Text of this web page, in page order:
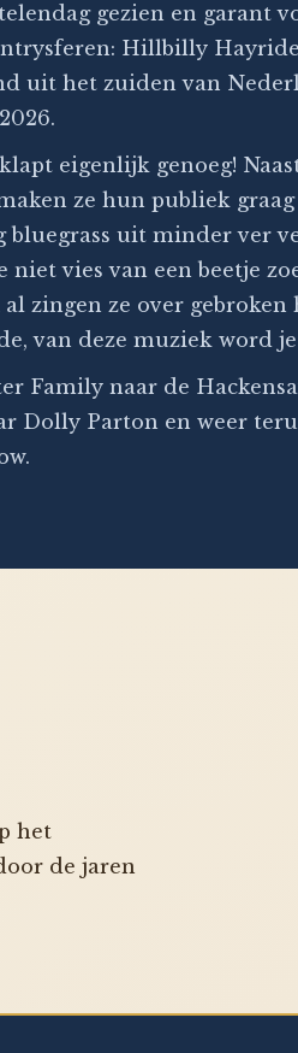
gezien en garant
Hillbilly
uit het zuiden van
eigenlijk genoeg!
ze hun publiek
bluegrass uit minder ver
niet vies van een beetje
zingen ze over gebroken
van deze muziek word
Family naar de
Dolly Parton en weer
het
de jaren